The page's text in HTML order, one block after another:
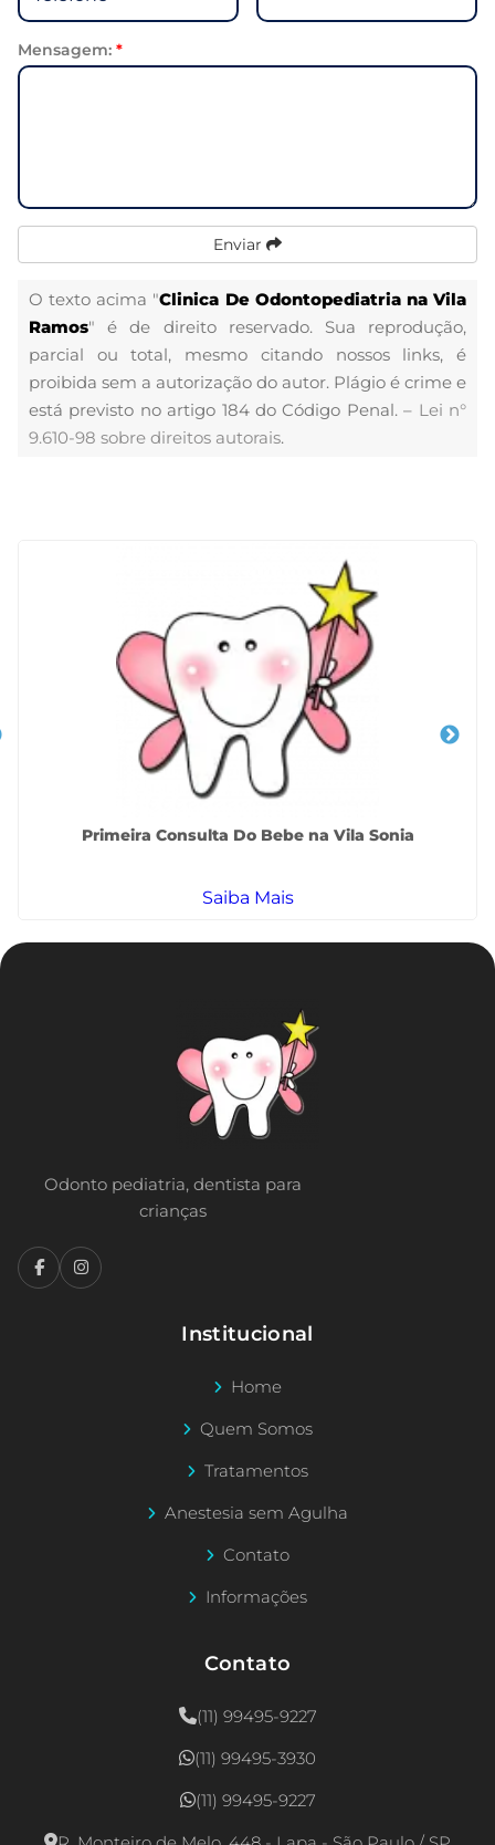
Mensagem: *
Enviar
O texto acima "Clinica De Odontopediatria na Vila
Ramos" é de direito reservado. Sua reprodução,
parcial ou total, mesmo citando nossos links, é
proibida sem a autorização do autor. Plágio é crime e
está previsto no artigo 184 do Código Penal. – Lei n°
9.610-98 sobre direitos autorais.
Primeira Consulta Do Bebe na Vila Sonia
Saiba Mais
Odonto pediatria, dentista para
crianças
Institucional
Home
Quem Somos
Tratamentos
Anestesia sem Agulha
Contato
Informações
Contato
(11) 99495-9227
(11) 99495-3930
(11) 99495-9227